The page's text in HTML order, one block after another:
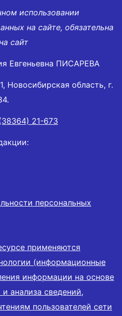
использовании
на сайте, обязательна
сайт
Евгеньевна ПИСАРЕВА
Новосибирская область, г.
21-673
персональных
применяются
(информационные
информации на основе
анализа сведений,
пользователей сети